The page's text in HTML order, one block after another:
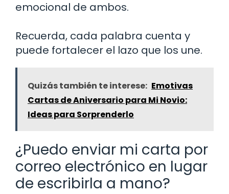
emocional de ambos.
Recuerda, cada palabra cuenta y
puede fortalecer el lazo que los une.
Quizás también te interese: Emotivas
Cartas de Aniversario para Mi Novio:
Ideas para Sorprenderlo
¿Puedo enviar mi carta por
correo electrónico en lugar
de escribirla a mano?